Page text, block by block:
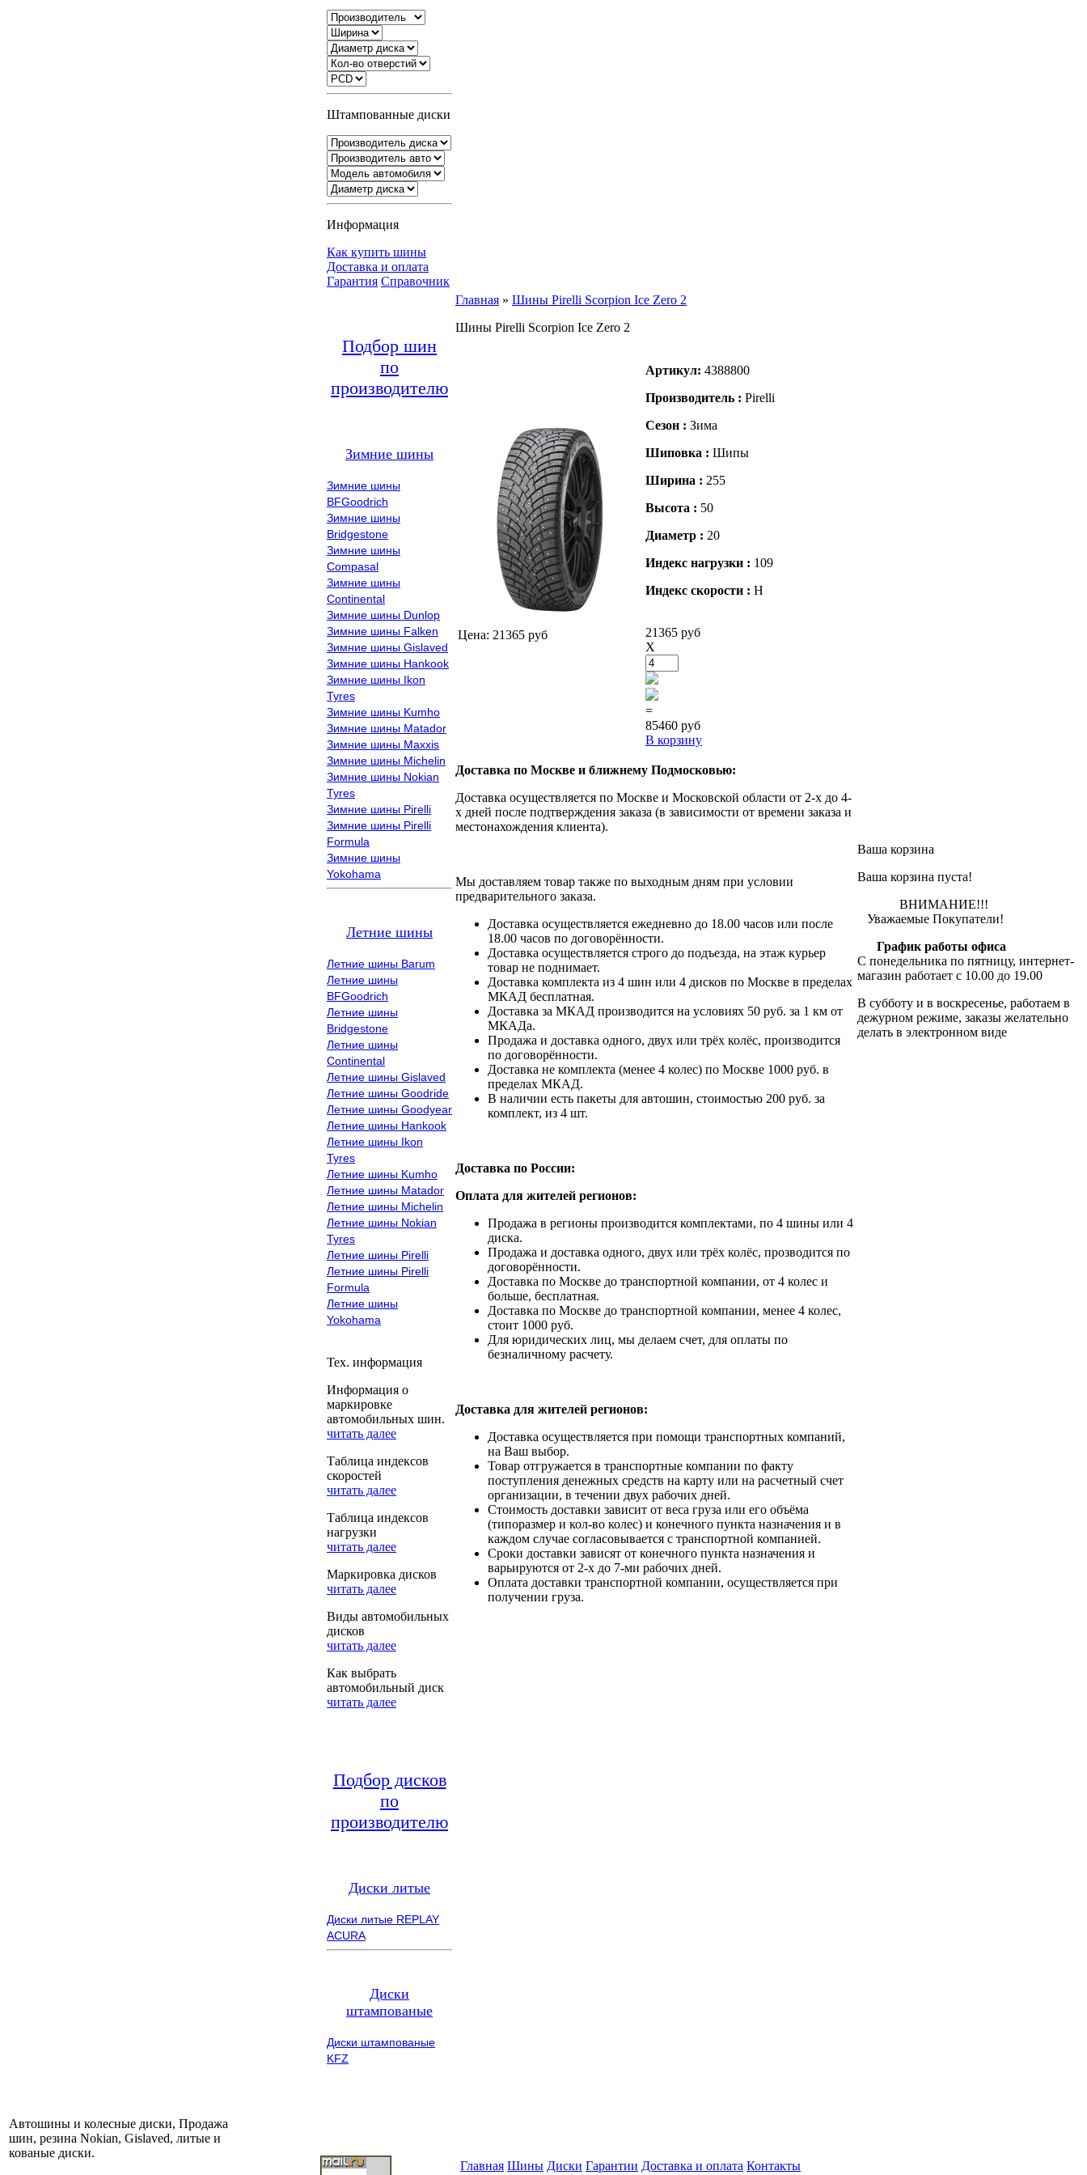
Штампованные диски
Информация
Как купить шины
Доставка и оплата
Гарантия Справочник
Подбор шин
по
производителю
Зимние шины
Зимние шины
BFGoodrich
Зимние шины
Bridgestone
Зимние шины
Compasal
Зимние шины
Continental
Зимние шины Dunlop
Зимние шины Falken
Зимние шины Gislaved
Зимние шины Hankook
Зимние шины Ikon
Tyres
Зимние шины Kumho
Зимние шины Matador
Зимние шины Maxxis
Зимние шины Michelin
Зимние шины Nokian
Tyres
Зимние шины Pirelli
Зимние шины Pirelli
Formula
Зимние шины
Yokohama
Летние шины
Летние шины Barum
Летние шины
BFGoodrich
Летние шины
Bridgestone
Летние шины
Continental
Летние шины Gislaved
Летние шины Goodride
Летние шины Goodyear
Летние шины Hankook
Летние шины Ikon
Tyres
Летние шины Kumho
Летние шины Matador
Летние шины Michelin
Летние шины Nokian
Tyres
Летние шины Pirelli
Летние шины Pirelli
Formula
Летние шины
Yokohama
Тех. информация
Информация о
маркировке
автомобильных шин.
читать далее
Таблица индексов
скоростей
читать далее
Таблица индексов
нагрузки
читать далее
Маркировка дисков
читать далее
Виды автомобильных
дисков
читать далее
Как выбрать
автомобильный диск
читать далее
Подбор дисков
по
производителю
Диски литые
Диски литые REPLAY
ACURA
Диски
штампованые
Диски штампованые
KFZ
Главная » Шины Pirelli Scorpion Ice Zero 2
Шины Pirelli Scorpion Ice Zero 2
Цена: 21365 руб
Артикул: 4388800
Производитель : Pirelli
Сезон : Зима
Шиповка : Шипы
Ширина : 255
Высота : 50
Диаметр : 20
Индекс нагрузки : 109
Индекс скорости : H
21365 руб
X
=
85460 руб
В корзину
Доставка по Москве и ближнему Подмосковью:
Доставка осуществляется по Москве и Московской области от 2-х до 4-
х дней после подтверждения заказа (в зависимости от времени заказа и
местонахождения клиента).
Мы доставляем товар также по выходным дням при условии
предварительного заказа.
Доставка осуществляется ежедневно до 18.00 часов или после
18.00 часов по договорённости.
Доставка осуществляется строго до подъезда, на этаж курьер
товар не поднимает.
Доставка комплекта из 4 шин или 4 дисков по Москве в пределах
МКАД бесплатная.
Доставка за МКАД производится на условиях 50 руб. за 1 км от
МКАДа.
Продажа и доставка одного, двух или трёх колёс, производится
по договорённости.
Доставка не комплекта (менее 4 колес) по Москве 1000 руб. в
пределах МКАД.
В наличии есть пакеты для автошин, стоимостью 200 руб. за
комплект, из 4 шт.
Доставка по России:
Оплата для жителей регионов:
Продажа в регионы производится комплектами, по 4 шины или 4
диска.
Продажа и доставка одного, двух или трёх колёс, прозводится по
договорённости.
Доставка по Москве до транспортной компании, от 4 колес и
больше, бесплатная.
Доставка по Москве до транспортной компании, менее 4 колес,
стоит 1000 руб.
Для юридических лиц, мы делаем счет, для оплаты по
безналичному расчету.
Доставка для жителей регионов:
Доставка осуществляется при помощи транспортных компаний,
на Ваш выбор.
Товар отгружается в транспортные компании по факту
поступления денежных средств на карту или на расчетный счет
организации, в течении двух рабочих дней.
Стоимость доставки зависит от веса груза или его объёма
(типоразмер и кол-во колес) и конечного пункта назначения и в
каждом случае согласовывается с транспортной компанией.
Сроки доставки зависят от конечного пункта назначения и
варьируются от 2-х до 7-ми рабочих дней.
Оплата доставки транспортной компании, осуществляется при
получении груза.
Ваша корзина
Ваша корзина пуста!
ВНИМАНИЕ!!!
Уважаемые Покупатели!
График работы офиса
С понедельника по пятницу, интернет-
магазин работает с 10.00 до 19.00
В субботу и в воскресенье, работаем в
дежурном режиме, заказы желательно
делать в электронном виде
Автошины и колесные диски, Продажа
шин, резина Nokian, Gislaved, литые и
кованые диски.
Главная Шины Диски Гарантии Доставка и оплата Контакты